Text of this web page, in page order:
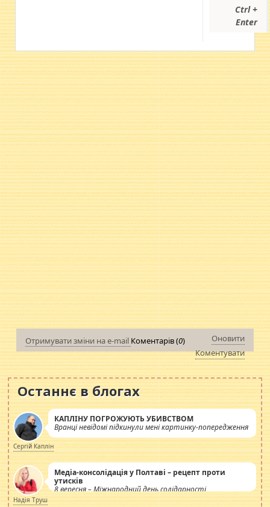
Ctrl +
Enter
Отримувати зміни на e-mail Коментарів (0)
Оновити
Коментувати
Останнє в блогах
КАПЛІНУ ПОГРОЖУЮТЬ УБИВСТВОМ
Вранці невідомі підкинули мені картинку-попередження
Сергій Каплін
Медіа-консолідація у Полтаві – рецепт проти
утисків
8 вересня – Міжнародний день солідарності
журналістів.
Надія Труш